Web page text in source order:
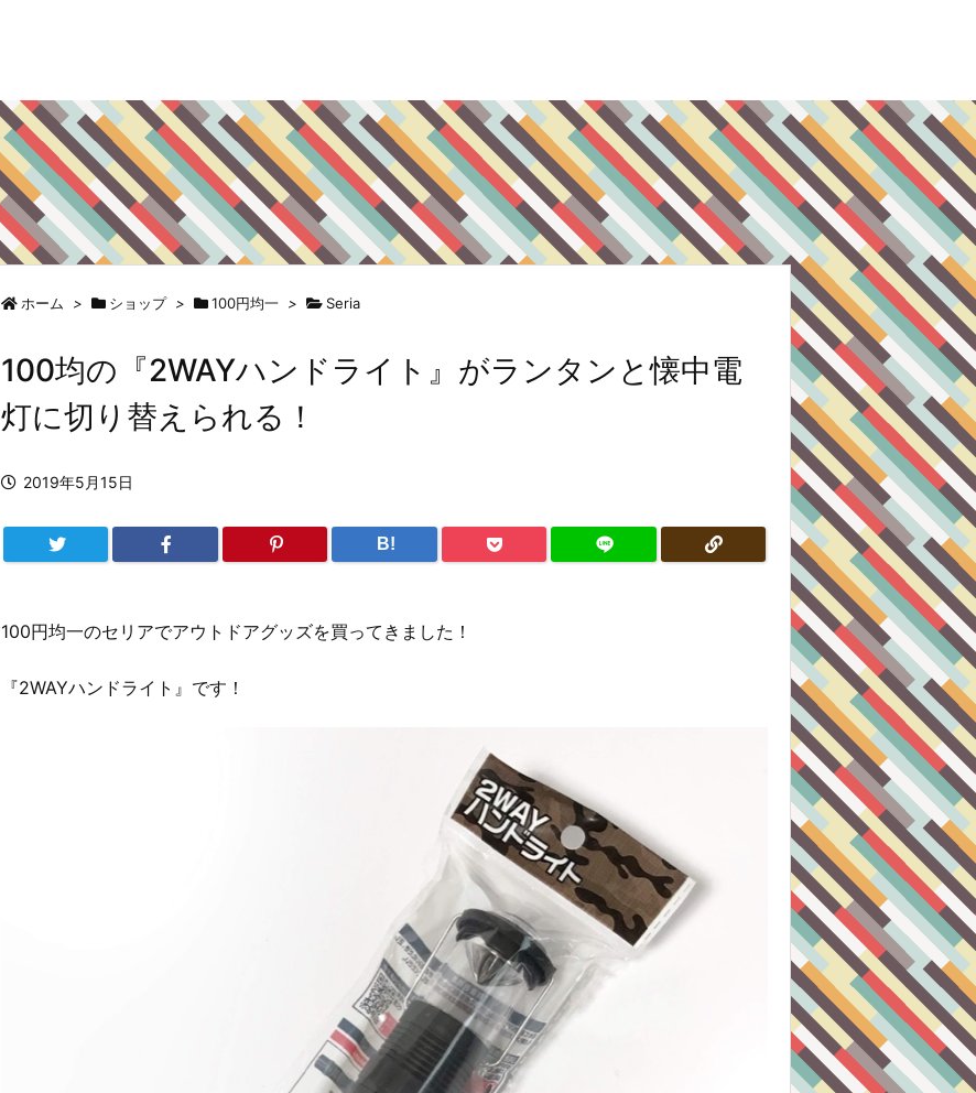
ホーム > ショップ > 100円均一 > Seria
100均の『2WAYハンドライト』がランタンと懐中電
灯に切り替えられる！
2019年5月15日
B!
100円均一のセリアでアウトドアグッズを買ってきました！
『2WAYハンドライト』です！